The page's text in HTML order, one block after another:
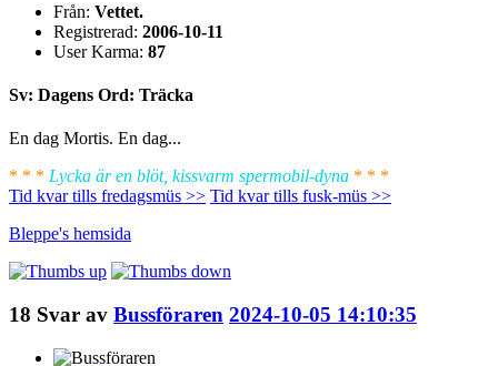
Från: Vettet.
Registrerad: 2006-10-11
User Karma: 87
Sv: Dagens Ord: Träcka
En dag Mortis. En dag...
* * * Lycka är en blöt, kissvarm spermobil-dyna * * *
Tid kvar tills fredagsmüs >> Tid kvar tills fusk-müs >>
Bleppe's hemsida
18 Svar av Bussföraren 2024-10-05 14:10:35